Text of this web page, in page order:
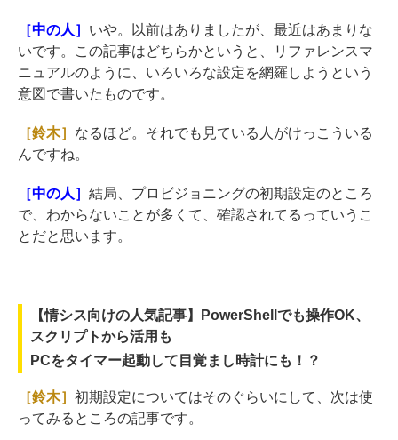
［中の人］ いや。以前はありましたが、最近はあまりな
いです。この記事はどちらかというと、リファレンスマ
ニュアルのように、いろいろな設定を網羅しようという
意図で書いたものです。
［鈴木］ なるほど。それでも見ている人がけっこういる
んですね。
［中の人］ 結局、プロビジョニングの初期設定のところ
で、わからないことが多くて、確認されてるっていうこ
とだと思います。
【情シス向けの人気記事】PowerShellでも操作OK、
スクリプトから活用も
PCをタイマー起動して目覚まし時計にも！？
［鈴木］ 初期設定についてはそのぐらいにして、次は使
ってみるところの記事です。